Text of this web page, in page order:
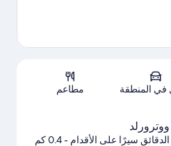
الخريطة
في المنطقة مطاعم
- 0.4 كم